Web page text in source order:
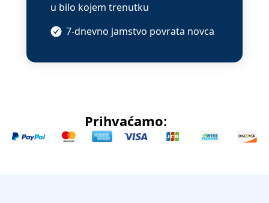
u bilo kojem trenutku
7-dnevno jamstvo povrata novca
Prihvaćamo: